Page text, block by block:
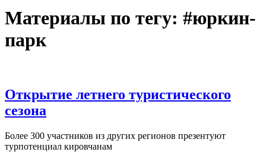
Материалы по тегу: #юркин-
парк
Открытие летнего туристического
сезона
Более 300 участников из других регионов презентуют
турпотенциал кировчанам